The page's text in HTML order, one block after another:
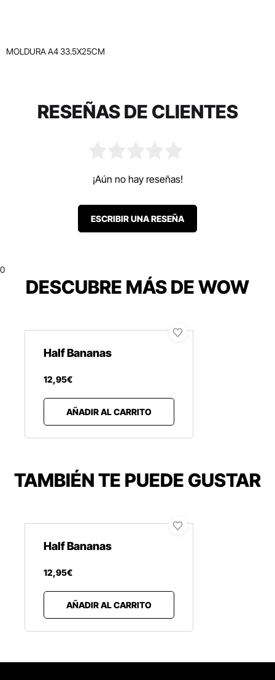
MOLDURA A4 33.5X25CM
RESEÑAS DE CLIENTES
¡Aún no hay reseñas!
ESCRIBIR UNA RESEÑA
0
DESCUBRE MÁS DE WOW
Half Bananas
12,95€
AÑADIR AL CARRITO
TAMBIÉN TE PUEDE GUSTAR
Half Bananas
12,95€
AÑADIR AL CARRITO